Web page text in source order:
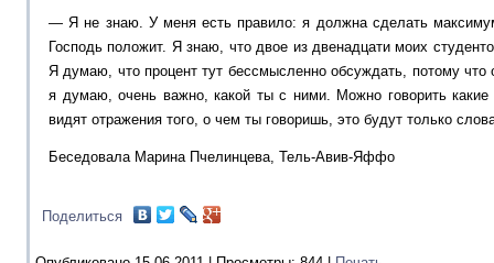
— Я не знаю. У меня есть правило: я должна сделать
Господь положит. Я знаю, что двое из двенадцати моих
Я думаю, что процент тут бессмысленно обсуждать, потому
я думаю, очень важно, какой ты с ними. Можно говорить
видят отражения того, о чем ты говоришь, это будут только
Беседовала Марина Пчелинцева, Тель-Авив-Яффо
Поделиться